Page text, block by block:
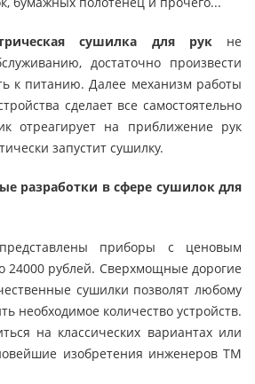
сушилка для рукне
достаточно произвести
к питанию. Далее механизм работы
сделает все самостоятельно
отреагирует на приближение рук
запустит сушилку.
разработки в сфере сушилок для
приборы с ценовым
24000 рублей. Сверхмощные дорогие
сушилки позволят любому
необходимое количество устройств.
на классических вариантах или
изобретения инженеров TM